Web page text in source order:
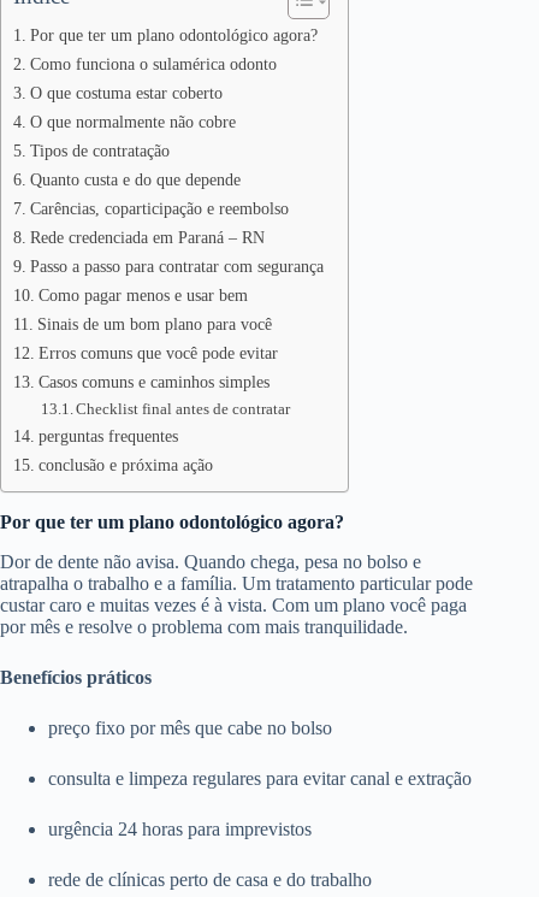
Por que ter um plano odontológico agora?
Como funciona o sulamérica odonto
O que costuma estar coberto
O que normalmente não cobre
Tipos de contratação
Quanto custa e do que depende
Carências, coparticipação e reembolso
Rede credenciada em Paraná – RN
Passo a passo para contratar com segurança
Como pagar menos e usar bem
Sinais de um bom plano para você
Erros comuns que você pode evitar
Casos comuns e caminhos simples
Checklist final antes de contratar
perguntas frequentes
conclusão e próxima ação
Por que ter um plano odontológico agora?
Dor de dente não avisa. Quando chega, pesa no bolso e
atrapalha o trabalho e a família. Um tratamento particular pode
custar caro e muitas vezes é à vista. Com um plano você paga
por mês e resolve o problema com mais tranquilidade.
Benefícios práticos
preço fixo por mês que cabe no bolso
consulta e limpeza regulares para evitar canal e extração
urgência 24 horas para imprevistos
rede de clínicas perto de casa e do trabalho